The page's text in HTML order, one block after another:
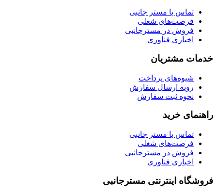
تماس با مستر جانبی
فرصت‌های شغلی
فروش در مسترجانبی
اخباری فناوری
خدمات مشتریان
شیوه‌های پرداخت
رویه ارسال سفارش
نحوه ثبت سفارش
راهنمای خرید
تماس با مستر جانبی
فرصت‌های شغلی
فروش در مسترجانبی
اخباری فناوری
فروشگاه اینترنتی مسترجانبی